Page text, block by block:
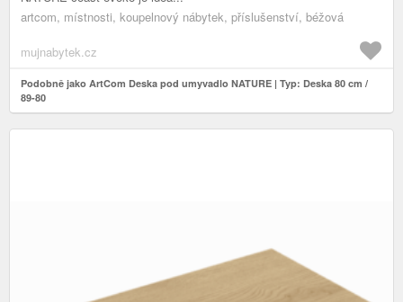
artcom, místnosti, koupelnový nábytek, příslušenství, béžová
mujnabytek.cz
Podobně jako ArtCom Deska pod umyvadlo NATURE | Typ: Deska 80 cm /
89-80